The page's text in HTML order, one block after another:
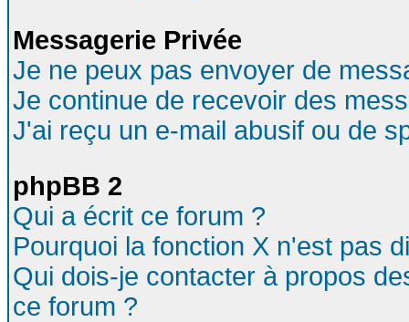
Messagerie Privée
Je ne peux pas envoyer de
Je continue de recevoir des
J'ai reçu un e-mail abusif ou de
phpBB 2
Qui a écrit ce forum ?
Pourquoi la fonction X n'est pas
Qui dois-je contacter à propos
ce forum ?